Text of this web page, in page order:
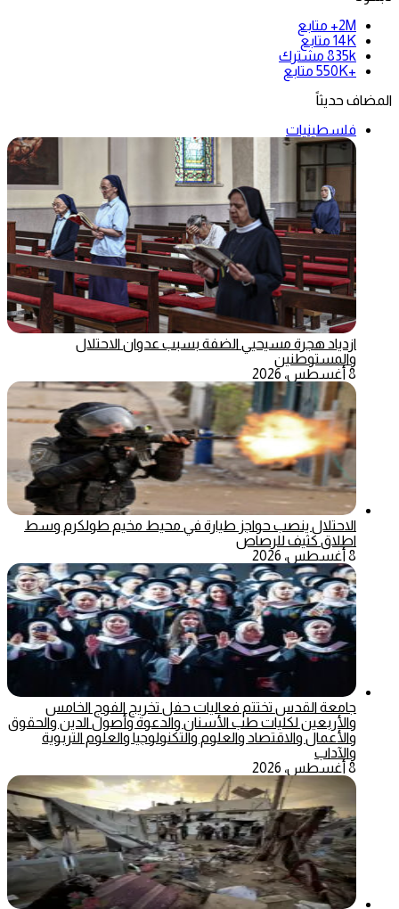
2M+
متابع
14K متابع
835k مشترك
+550K
متابع
المضاف حديثاً
فلسطينيات
ازدياد هجرة مسيحيي الضفة بسبب عدوان الاحتلال
والمستوطنين
8 أغسطس، 2026
الاحتلال ينصب حواجز طيارة في محيط مخيم طولكرم وسط
اطلاق كثيف للرصاص
8 أغسطس، 2026
جامعة القدس تختتم فعاليات حفل تخريج الفوج الخامس
والأربعين لكليات طب الأسنان والدعوة وأصول الدين والحقوق
والأعمال والاقتصاد والعلوم والتكنولوجيا والعلوم التربوية
والآداب
8 أغسطس، 2026